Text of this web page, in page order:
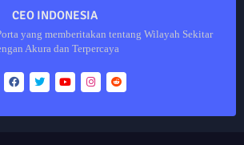
CEO INDONESIA
yang memberitakan tentang Wilayah Sekitar
Akura dan Terpercaya